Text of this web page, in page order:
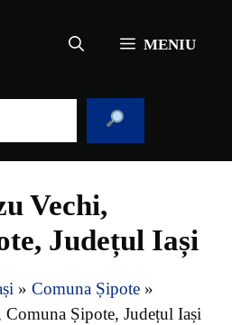
MENIU
Vechi,
Județul Iași
» Comuna Șipote »
Șipote, Județul Iași